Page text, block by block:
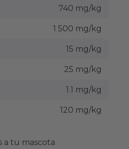
740 mg/kg
1 500 mg/kg
15 mg/kg
25 mg/kg
1.1 mg/kg
120 mg/kg
a tu mascota